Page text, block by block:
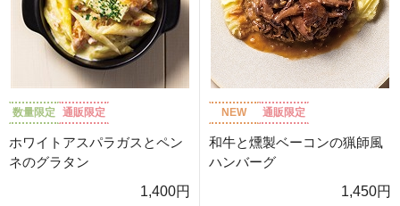
数量限定 通販限定
ホワイトアスパラガスとペン
ネのグラタン
1,400円
NEW 通販限定
和牛と燻製ベーコンの猟師風
ハンバーグ
1,450円